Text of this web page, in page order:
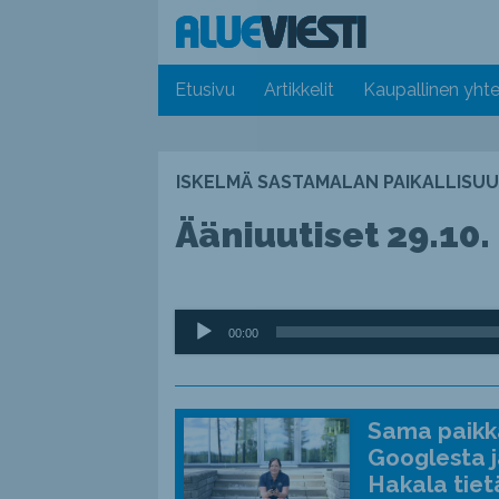
Etusivu Artikkelit Kaupallinen
ISKELMÄ SASTAMALAN
Ääniuutiset 29.10.
Äänitoistin
00:00
Sama
Googlesta
Hakala